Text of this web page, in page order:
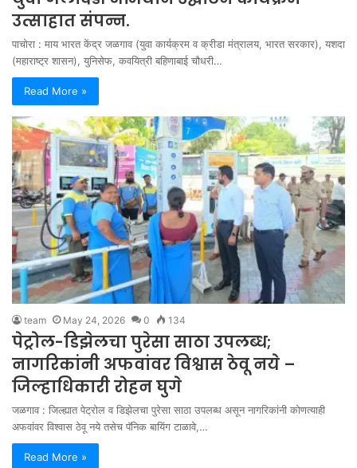
उत्साहात संपन्न.
पाचोरा : माय भारत केंद्र जळगाव (युवा कार्यक्रम व क्रीडा मंत्रालय, भारत सरकार), यशदा
(महाराष्ट्र शासन), युनिसेफ, कवयित्री बहिणाबाई चौधरी…
Read More »
team May 24, 2026 0 134
पेट्रोल-डिझेलचा पुरेसा साठा उपलब्ध;
नागरिकांनी अफवांवर विश्वास ठेवू नये –
जिल्हाधिकारी रोहन घुगे
जळगाव : जिल्ह्यात पेट्रोल व डिझेलचा पुरेसा साठा उपलब्ध असून नागरिकांनी कोणत्याही
अफवांवर विश्वास ठेवू नये तसेच पॅनिक बायिंग टाळावे,…
Read More »